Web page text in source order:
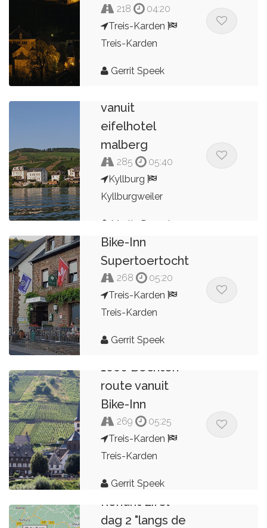
218
04:20
Treis-Karden
Treis-Karden
Gerrit Speek
vanuit
eifelhotel
malberg
285
05:40
Kyllburg
Kyllburgweiler
Martin Duyndam
Bike-Inn
Supertoertocht
268
05:20
Treis-Karden
Treis-Karden
Gerrit Speek
1000 Bochten
route vanuit
Bike-Inn
269
05:25
Treis-Karden
Treis-Karden
Gerrit Speek
Rondrit Eifel
dag 2 "langs de